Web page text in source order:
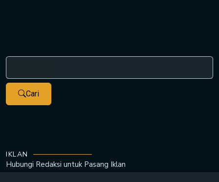
Cari
IKLAN
Hubungi Redaksi untuk Pasang Iklan